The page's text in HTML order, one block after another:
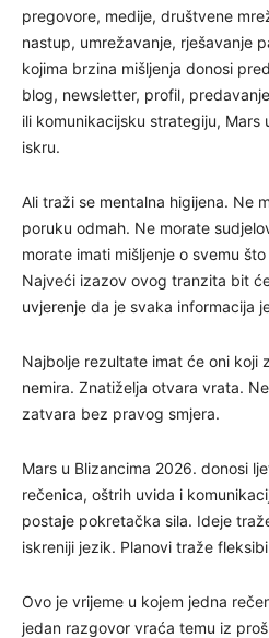
pregovore, medije, društvene
nastup, umrežavanje, rješavanje
kojima brzina mišljenja donosi
blog, newsletter, profil,
ili komunikacijsku strategiju, Mars
iskru.
Ali traži se mentalna higijena. Ne
poruku odmah. Ne morate
morate imati mišljenje o svemu
Najveći izazov ovog tranzita bit
uvjerenje da je svaka informacija
Najbolje rezultate imat će oni koji
nemira. Znatiželja otvara vrata.
zatvara bez pravog smjera.
Mars u Blizancima 2026. donosi
rečenica, oštrih uvida i
postaje pokretačka sila. Ideje
iskreniji jezik. Planovi traže
Ovo je vrijeme u kojem jedna
jedan razgovor vraća temu iz